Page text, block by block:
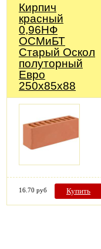
Кирпич
красный
0,96НФ
ОСМиБТ
Старый Оскол
полуторный
Евро
250х85х88
16.70 руб Купить